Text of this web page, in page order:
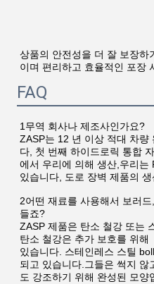
상품의 안전성을 더 잘 보장하
이며 편리하고 효율적인 포장
FAQ
1무역 회사나 제조사인가요?
ZASP는 12 년 이상 적대 차량
다, 첫 번째 하이드로릭 통합
에서 우리에 의해 생산,우리는
있습니다, 도로 장벽 제품의
2어떤 재료를 사용해서 보러
들죠?
ZASP 제품은 탄소 철강 또는
탄소 철강은 추가 보호를 위
있습니다. 스테인레스 스틸
되고 있습니다.그들은 썩지 않
도 강조하기 위해 완성된 모양